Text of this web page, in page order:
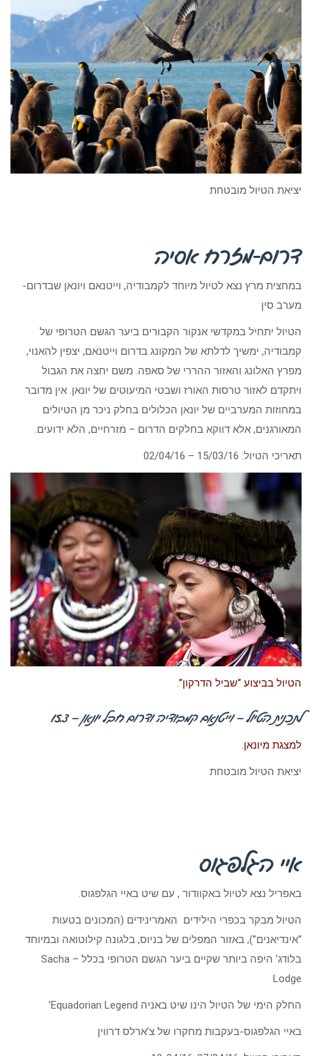
יציאת הטיול מובטחת
דרום-מזרח אסיה
במחצית מרץ נצא לטיול מיוחד לקמבודיה, וייטנאם ויונאן שבדרום-
מערב סין
הטיול יתחיל במקדשי אנקור הקבורים ביער הגשם הטרופי של
קמבודיה, ימשיך לדלתא של המקונג בדרום וייטנאם, יצפין להאנוי,
מפרץ האלונג והאזור ההררי של סאפה. משם יחצה את הגבול
ויתקדם לאזור טרסות האורז ושבטי המיעוטים של יונאן. אין מדובר
במחוזות המערביים של יונאן הכלולים בחלק ניכר מן הטיולים
המאורגנים, אלא דווקא בחלקים הדרום – מזרחיים, הלא ידועים.
תאריכי הטיול: 15/03/16 – 02/04/16
הטיול בביצוע “שביל הדרקון”.
לתכנית הטיול –וייטנאם קמבודיה ודרום חבל יונאן –15.3
למצגת מיונאן.
יציאת הטיול מובטחת
איי הגלפגוס
באפריל נצא לטיול באקוודור , עם שיט באיי הגלפגוס.
הטיול מבקר בכפרי הילידים האמרינידים (המכונים בטעות
“אינדיאנים”), באזור המפלים של בניוס, בלגונה קילוטואה ובמיוחד
בלודג’ היפה ביותר שקיים ביער הגשם הטרופי בכלל – Sacha
Lodge
החלק הימי של הטיול הינו שיט באניה Equadorian Legend’
באיי הגלפגוס-בעקבות מחקרו של צ’ארלס דרווין